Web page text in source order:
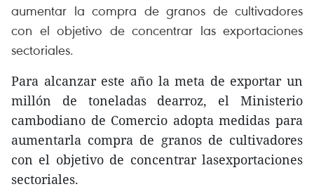
aumentar la compra de granos de cultivadores
con el objetivo de concentrar las exportaciones
sectoriales.
Para alcanzar este año la meta de exportar un
millón de toneladas dearroz, el Ministerio
cambodiano de Comercio adopta medidas para
aumentarla compra de granos de cultivadores
con el objetivo de concentrar lasexportaciones
sectoriales.